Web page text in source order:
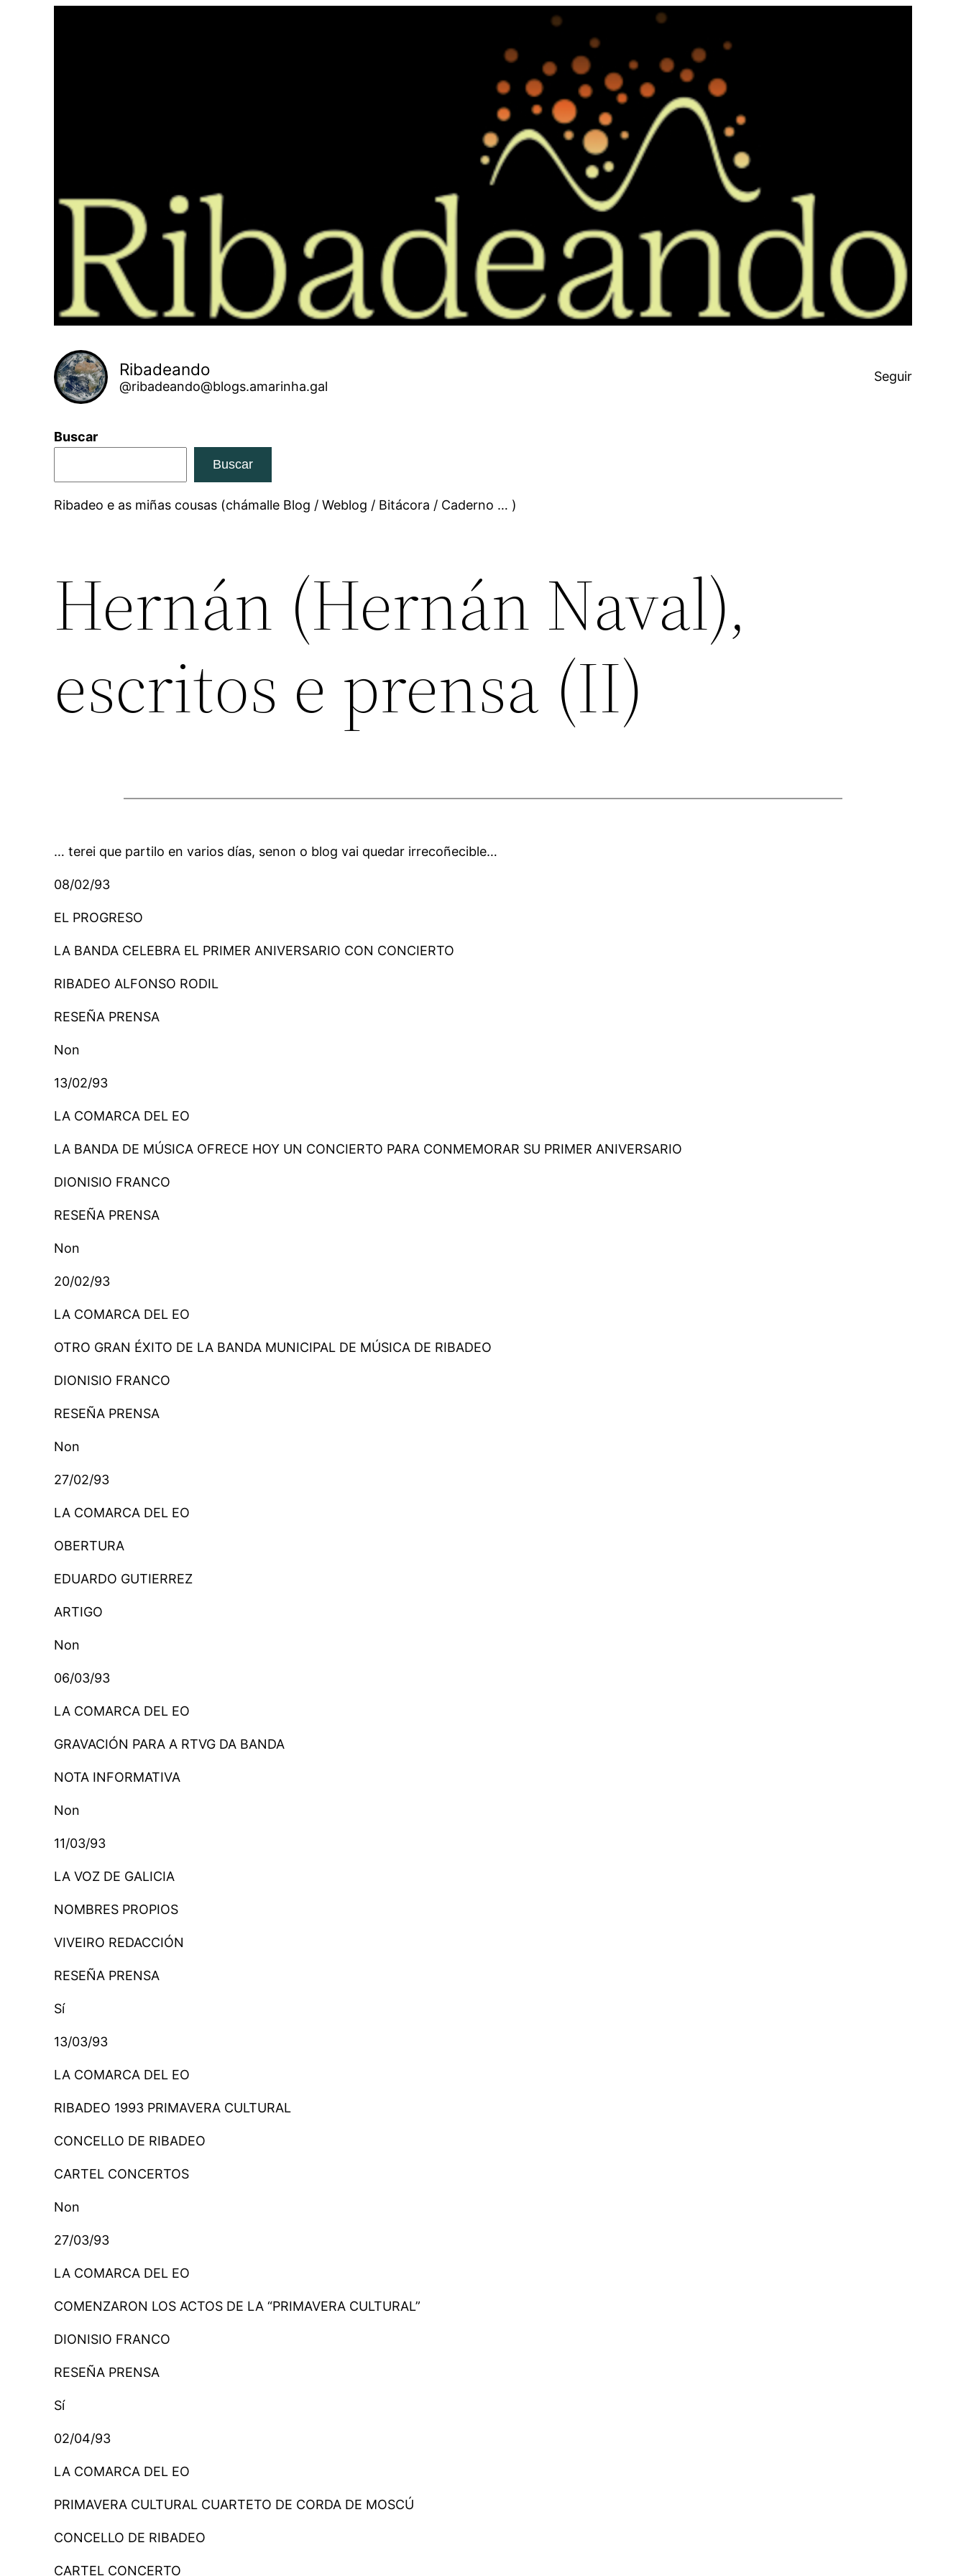
Ribadeando
@ribadeando@blogs.amarinha.gal
Seguir
Buscar
Buscar
Ribadeo e as miñas cousas (chámalle Blog / Weblog / Bitácora / Caderno … )
Hernán (Hernán Naval),
escritos e prensa (II)
… terei que partilo en varios días, senon o blog vai quedar irrecoñecible…
08/02/93
EL PROGRESO
LA BANDA CELEBRA EL PRIMER ANIVERSARIO CON CONCIERTO
RIBADEO ALFONSO RODIL
RESEÑA PRENSA
Non
13/02/93
LA COMARCA DEL EO
LA BANDA DE MÚSICA OFRECE HOY UN CONCIERTO PARA CONMEMORAR SU PRIMER ANIVERSARIO
DIONISIO FRANCO
RESEÑA PRENSA
Non
20/02/93
LA COMARCA DEL EO
OTRO GRAN ÉXITO DE LA BANDA MUNICIPAL DE MÚSICA DE RIBADEO
DIONISIO FRANCO
RESEÑA PRENSA
Non
27/02/93
LA COMARCA DEL EO
OBERTURA
EDUARDO GUTIERREZ
ARTIGO
Non
06/03/93
LA COMARCA DEL EO
GRAVACIÓN PARA A RTVG DA BANDA
NOTA INFORMATIVA
Non
11/03/93
LA VOZ DE GALICIA
NOMBRES PROPIOS
VIVEIRO REDACCIÓN
RESEÑA PRENSA
Sí
13/03/93
LA COMARCA DEL EO
RIBADEO 1993 PRIMAVERA CULTURAL
CONCELLO DE RIBADEO
CARTEL CONCERTOS
Non
27/03/93
LA COMARCA DEL EO
COMENZARON LOS ACTOS DE LA “PRIMAVERA CULTURAL”
DIONISIO FRANCO
RESEÑA PRENSA
Sí
02/04/93
LA COMARCA DEL EO
PRIMAVERA CULTURAL CUARTETO DE CORDA DE MOSCÚ
CONCELLO DE RIBADEO
CARTEL CONCERTO